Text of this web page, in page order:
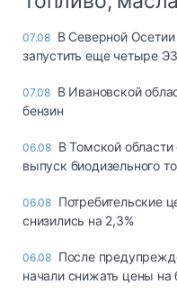
07.08 В Северной
запустить еще четыре
07.08 В Ивановской
бензин
06.08 В Томской области
выпуск биодизельного
06.08 Потребительские
снизились на 2,3%
06.08 После
начали снижать цены на